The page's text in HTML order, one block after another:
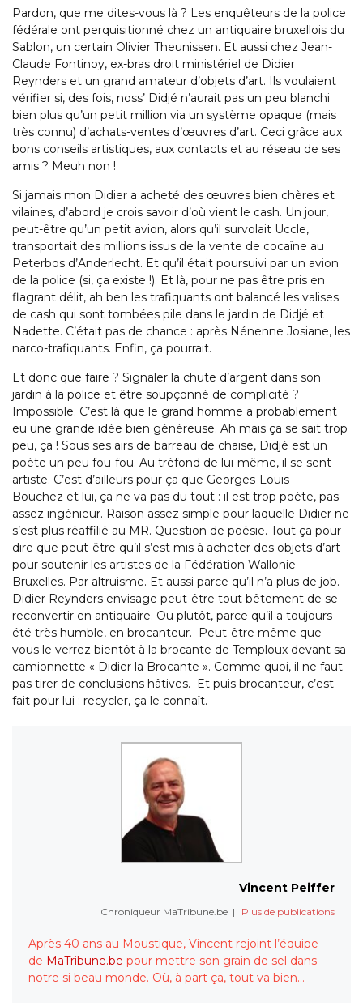
Pardon, que me dites-vous là ? Les enquêteurs de la police
fédérale ont perquisitionné chez un antiquaire bruxellois du
Sablon, un certain Olivier Theunissen. Et aussi chez Jean-
Claude Fontinoy, ex-bras droit ministériel de Didier
Reynders et un grand amateur d’objets d’art. Ils voulaient
vérifier si, des fois, noss’ Didjé n’aurait pas un peu blanchi
bien plus qu’un petit million via un système opaque (mais
très connu) d’achats-ventes d’œuvres d’art. Ceci grâce aux
bons conseils artistiques, aux contacts et au réseau de ses
amis ? Meuh non !
Si jamais mon Didier a acheté des œuvres bien chères et
vilaines, d’abord je crois savoir d’où vient le cash. Un jour,
peut-être qu’un petit avion, alors qu’il survolait Uccle,
transportait des millions issus de la vente de cocaïne au
Peterbos d’Anderlecht. Et qu’il était poursuivi par un avion
de la police (si, ça existe !). Et là, pour ne pas être pris en
flagrant délit, ah ben les trafiquants ont balancé les valises
de cash qui sont tombées pile dans le jardin de Didjé et
Nadette. C’était pas de chance : après Nénenne Josiane, les
narco-trafiquants. Enfin, ça pourrait.
Et donc que faire ? Signaler la chute d’argent dans son
jardin à la police et être soupçonné de complicité ?
Impossible. C’est là que le grand homme a probablement
eu une grande idée bien généreuse. Ah mais ça se sait trop
peu, ça ! Sous ses airs de barreau de chaise, Didjé est un
poète un peu fou-fou. Au tréfond de lui-même, il se sent
artiste. C’est d’ailleurs pour ça que Georges-Louis
Bouchez et lui, ça ne va pas du tout : il est trop poète, pas
assez ingénieur. Raison assez simple pour laquelle Didier ne
s’est plus réaffilié au MR. Question de poésie. Tout ça pour
dire que peut-être qu’il s’est mis à acheter des objets d’art
pour soutenir les artistes de la Fédération Wallonie-
Bruxelles. Par altruisme. Et aussi parce qu’il n’a plus de job.
Didier Reynders envisage peut-être tout bêtement de se
reconvertir en antiquaire. Ou plutôt, parce qu’il a toujours
été très humble, en brocanteur. Peut-être même que
vous le verrez bientôt à la brocante de Temploux devant sa
camionnette « Didier la Brocante ». Comme quoi, il ne faut
pas tirer de conclusions hâtives. Et puis brocanteur, c’est
fait pour lui : recycler, ça le connaît.
Vincent Peiffer
Chroniqueur MaTribune.be | Plus de publications
Après 40 ans au Moustique, Vincent rejoint l’équipe
de MaTribune.be pour mettre son grain de sel dans
notre si beau monde. Où, à part ça, tout va bien…